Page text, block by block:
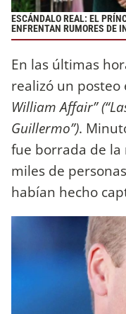
ESCÁNDALO REAL: EL
ENFRENTAN RUMORES DE
En las últimas
realizó un posteo
William Affair”
Guillermo”).
fue borrada de
miles de
habían hecho